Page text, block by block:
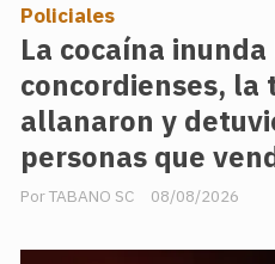
La cocaína
concordienses, la
allanaron y
personas que
TABANO SC
Policiales
08/08/2026